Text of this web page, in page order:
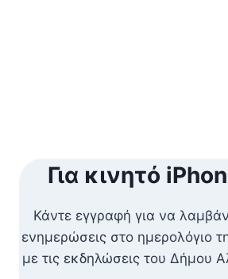
Για κινητό
Κάντε εγγραφή για να
ενημερώσεις στο ημερολόγιο
με τις εκδηλώσεις του Δήμου